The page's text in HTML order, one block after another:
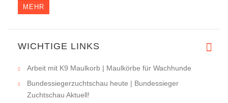
MEHR
WICHTIGE LINKS
Arbeit mit K9 Maulkorb | Maulkörbe für Wachhunde
Bundessiegerzuchtschau heute | Bundessieger
Zuchtschau Aktuell!